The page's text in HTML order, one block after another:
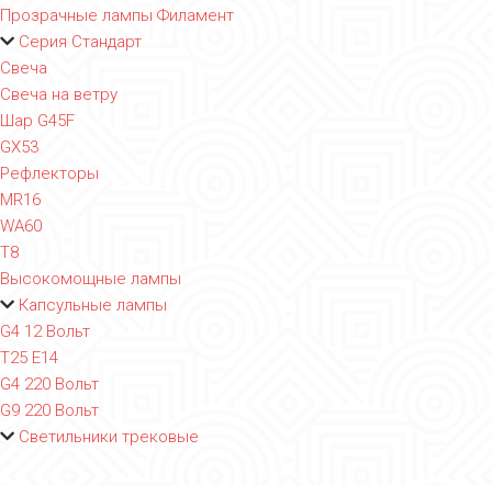
Прозрачные лампы Филамент
Серия Стандарт
Свеча
Свеча на ветру
Шар G45F
GX53
Рефлекторы
MR16
WA60
T8
Высокомощные лампы
Капсульные лампы
G4 12 Вольт
T25 E14
G4 220 Вольт
G9 220 Вольт
Светильники трековые